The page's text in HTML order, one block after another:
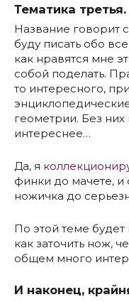
Тематика
Название говорит
буду писать обо
как нравятся мне
собой поделать.
то интересного,
геометрии. Без них
интереснее…
Да, я
финки до мачете, и
ножичка до
По этой теме будет
как заточить нож,
общем много
И наконец,